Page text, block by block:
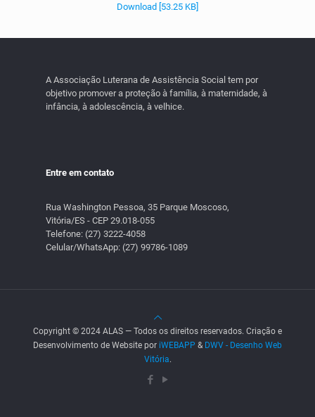
Download [53.25 KB]
A Associação Luterana de Assistência Social tem por
objetivo promover a proteção à família, à maternidade, à
infância, à adolescência, à velhice.
Entre em contato
Rua Washington Pessoa, 35 Parque Moscoso,
Vitória/ES - CEP 29.018-055
Telefone: (27) 3222-4058
Celular/WhatsApp: (27) 99786-1089
Copyright © 2024 ALAS — Todos os direitos reservados. Criação e
Desenvolvimento de Website por iWEBAPP & DWV - Desenho Web
Vitória.